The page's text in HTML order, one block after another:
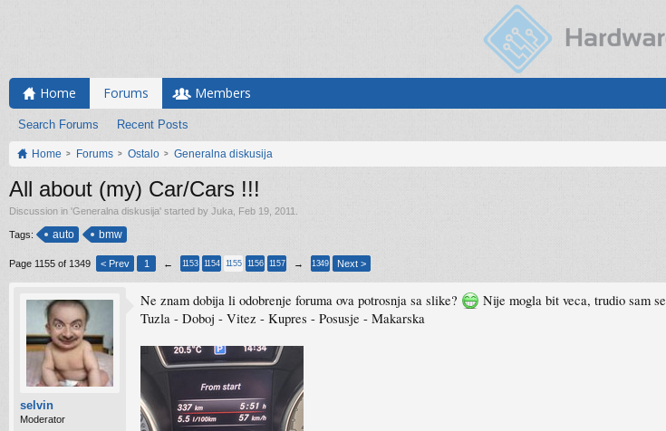
Home Forums
Search Forums Recent Posts
Members
Home Forums Ostalo Generalna diskusija
All about (my) Car/Cars !!!
Discussion in 'Generalna diskusija' started by Juka Feb 19, 2011
Tags: auto bmw
Page 1155 of 1349 < Prev 1 ← 1153 1154 1155 1156 1157 → 1349 Next >
selvin
Moderator
Ne znam dobija li odobrenje foruma ova potrosnja sa slike? Nije mogla bit veca, trudio sam se
Tuzla - Doboj - Vitez - Kupres - Posusje - Makarska